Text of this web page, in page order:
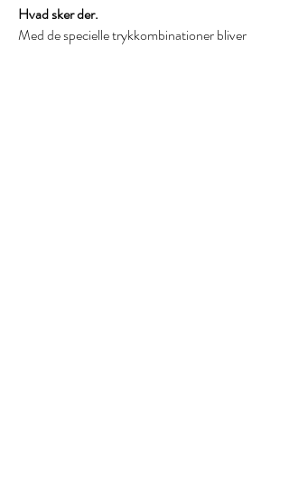
Hvad sker der.
Med de specielle trykkombinationer bliver